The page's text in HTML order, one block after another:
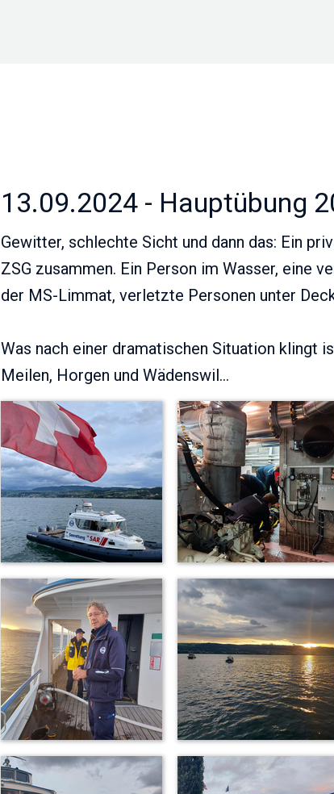
13.09.2024 - Hauptübung
Gewitter, schlechte Sicht und dann das: Ein
ZSG zusammen. Ein Person im Wasser, eine
der MS-Limmat, verletzte Personen unter
Was nach einer dramatischen Situation klingt
Meilen, Horgen und Wädenswil...